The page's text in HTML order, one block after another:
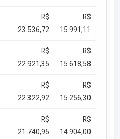
R$
23.536,72
R$
15.991,11
R$
22.921,35
R$
15.618,58
R$
22.322,92
R$
15.256,30
R$
21.740,95
R$
14.904,00